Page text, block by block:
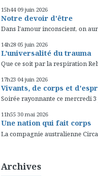
15h44 09 juin 2026
Notre devoir d'être
Dans l'amour inconscient, on
14h28 05 juin 2026
L'universalité du trauma
Que ce soit par la respiration
17h23 04 juin 2026
Vivants, de corps et
Soirée rayonnante ce mercredi
11h55 30 mai 2026
Une nation qui fait corps
La compagnie australienne
Archives